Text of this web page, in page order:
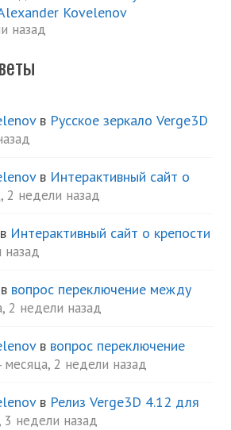
Kovelenov
назад
в Русское зеркало Verge3D
в Интерактивный сайт о
2 недели назад
Интерактивный сайт о крепости
в вопрос переключение между
2 недели назад
в вопрос переключение
месяца, 2 недели назад
в Релиз Verge3D 4.12 для
3 недели назад